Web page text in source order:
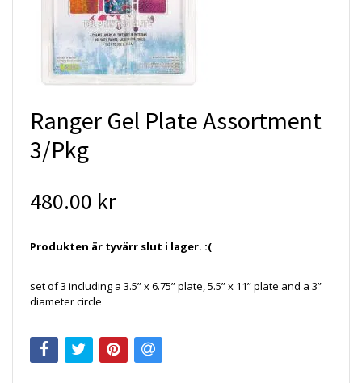
Ranger Gel Plate Assortment
3/Pkg
480.00 kr
Produkten är tyvärr slut i lager. :(
set of 3 including a 3.5” x 6.75” plate, 5.5” x 11” plate and a 3”
diameter circle